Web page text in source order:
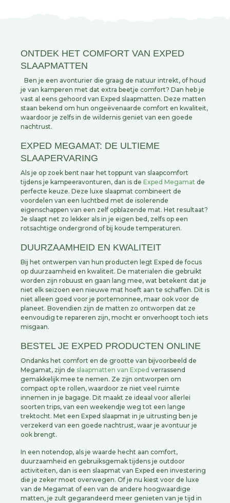
ONTDEK HET COMFORT VAN EXPED
SLAAPMATTEN
Ben je een avonturier die graag de natuur intrekt, of houd
je van kamperen met dat extra beetje comfort? Dan heb je
vast al eens gehoord van Exped slaapmatten. Deze matten
staan bekend om hun ongeëvenaarde comfort en kwaliteit,
waardoor je zelfs in de wildernis geniet van een goede
nachtrust.
EXPED MEGAMAT: DE ULTIEME
SLAAPERVARING
Als je op zoek bent naar het toppunt van slaapcomfort
tijdens je kampeeravonturen, dan is de Exped Megamat de
perfecte keuze. Deze luxe slaapmat combineert de
voordelen van een luchtbed met de isolerende
eigenschappen van een zelf opblazende mat. Het resultaat?
Je slaapt net zo lekker als in je eigen bed, zelfs op een
rotsachtige ondergrond of bij koude temperaturen.
DUURZAAMHEID EN KWALITEIT
Bij het ontwerpen van hun producten legt Exped de focus
op duurzaamheid en kwaliteit. De materialen die gebruikt
worden zijn robuust en gaan lang mee, wat betekent dat je
niet elk seizoen een nieuwe mat hoeft aan te schaffen. Dit is
niet alleen goed voor je portemonnee, maar ook voor de
planeet. Bovendien zijn de matten zo ontworpen dat ze
eenvoudig te repareren zijn, mocht er onverhoopt toch iets
misgaan.
BESTEL JE EXPED PRODUCTEN ONLINE
Ondanks het comfort en de grootte van bijvoorbeeld de
Megamat, zijn de slaapmatten van Exped verrassend
gemakkelijk mee te nemen. Ze zijn ontworpen om
compact op te rollen, waardoor ze niet veel ruimte
innemen in je bagage. Dit maakt ze ideaal voor allerlei
soorten trips, van een weekendje weg tot een lange
trektocht. Met een Exped slaapmat in je uitrusting ben je
verzekerd van een goede nachtrust, waar je avontuur je
ook brengt.
In een notendop, als je waarde hecht aan comfort,
duurzaamheid en gebruiksgemak tijdens je outdoor
activiteiten, dan is een slaapmat van Exped een investering
die je zeker moet overwegen. Of je nu kiest voor de luxe
van de Megamat of een van de andere hoogwaardige
matten, je zult gegarandeerd meer genieten van je tijd in